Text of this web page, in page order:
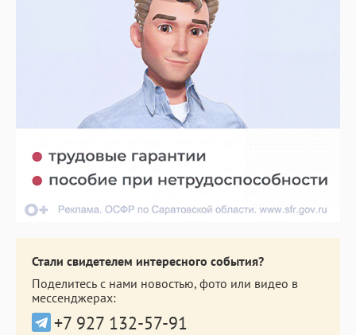
Стали свидетелем интересного события?
Поделитесь с нами новостью, фото или видео в
мессенджерах:
+7 927 132-57-91